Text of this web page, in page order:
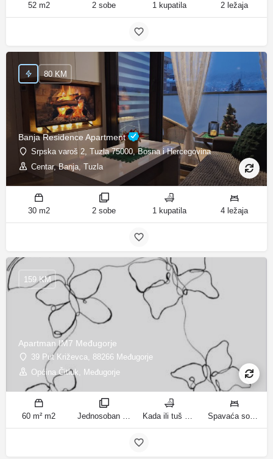
52 m2 2 sobe 1 kupatila 2 ležaja
Banja Residence Apartment
Srpska varoš 2, Tuzla 75000, Bosna i Hercegovina
Centar, Banja, Tuzla
80 KM
30 m2 2 sobe 1 kupatila 4 ležaja
Apartman IM7 Međugorje
39 Put Križevca, 88266 Međugorje
Općina Čitluk, Međugorje
159 KM
60 m² m2 Jednosoban stan sobe Kada ili tuš kupatila Spavaća soba 1: 1 francuski bračni krevet | Dnevni boravak: 1 kauč na razvlačenje ležaja